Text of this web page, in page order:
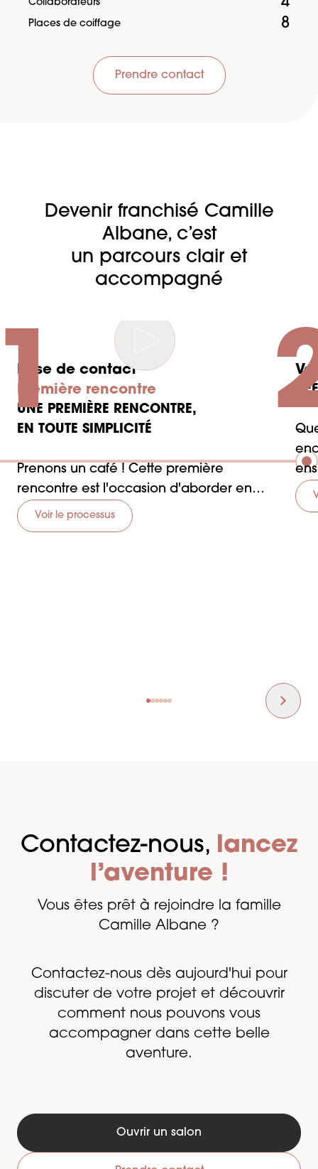
Collaborateurs
Places de coiffage 8
Prendre contact
Devenir franchisé Camille
Albane, c’est
un parcours clair et
accompagné
Prise de contact
Première rencontre
UNE PREMIÈRE RENCONTRE,
EN TOUTE SIMPLICITÉ
Prenons un café ! Cette première
rencontre est l'occasion d'aborder en
toute transparence vos envies et votre
vision.
Voir le processus
qui
Contactez-nous, lancez
l’aventure !
Vous êtes prêt à rejoindre la famille
Camille Albane ?
Contactez-nous dès aujourd'hui pour
discuter de votre projet et découvrir
comment nous pouvons vous
accompagner dans cette belle
aventure.
Ouvrir un salon